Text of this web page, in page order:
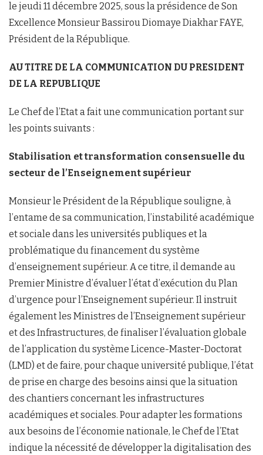
le jeudi 11 décembre 2025, sous la présidence de Son
Excellence Monsieur Bassirou Diomaye Diakhar FAYE,
Président de la République.
AU TITRE DE LA COMMUNICATION DU PRESIDENT
DE LA REPUBLIQUE
Le Chef de l’Etat a fait une communication portant sur
les points suivants :
Stabilisation et transformation consensuelle du
secteur de l’Enseignement supérieur
Monsieur le Président de la République souligne, à
l’entame de sa communication, l’instabilité académique
et sociale dans les universités publiques et la
problématique du financement du système
d’enseignement supérieur. A ce titre, il demande au
Premier Ministre d’évaluer l’état d’exécution du Plan
d’urgence pour l’Enseignement supérieur. Il instruit
également les Ministres de l’Enseignement supérieur
et des Infrastructures, de finaliser l’évaluation globale
de l’application du système Licence-Master-Doctorat
(LMD) et de faire, pour chaque université publique, l’état
de prise en charge des besoins ainsi que la situation
des chantiers concernant les infrastructures
académiques et sociales. Pour adapter les formations
aux besoins de l’économie nationale, le Chef de l’Etat
indique la nécessité de développer la digitalisation des